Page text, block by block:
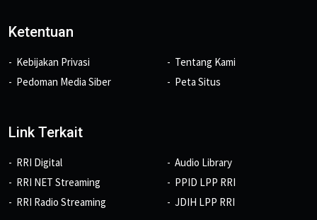
Ketentuan
Kebijakan Privasi
Pedoman Media Siber
Tentang Kami
Peta Situs
Link Terkait
RRI Digital
RRI NET Streaming
RRI Radio Streaming
Audio Library
PPID LPP RRI
JDIH LPP RRI